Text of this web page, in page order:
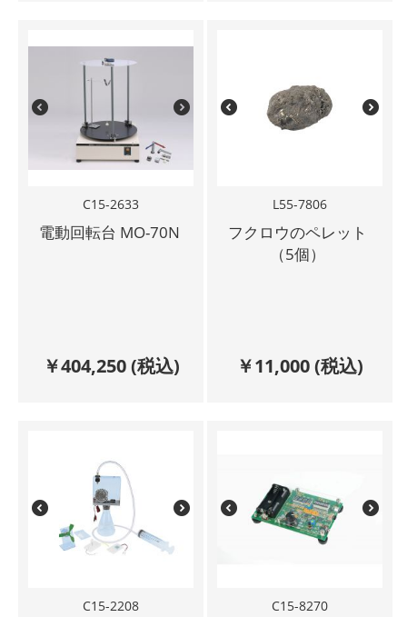
C15-2633
電動回転台 MO-70N
￥404,250(税込)
L55-7806
フクロウのペレット
（5個）
￥11,000(税込)
C15-2208 C15-8270